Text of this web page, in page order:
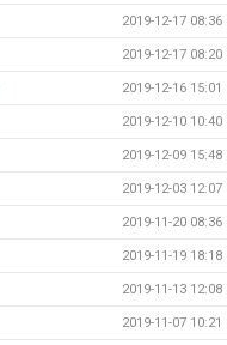
2019-12-17 08:36
2019-12-17 08:20
2019-12-16 15:01
2019-12-10 10:40
2019-12-09 15:48
2019-12-03 12:07
2019-11-20 08:36
2019-11-19 18:18
2019-11-13 12:08
2019-11-07 10:21